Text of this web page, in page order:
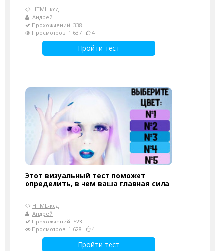
HTML-код
Андрей
Прохождений: 338
Просмотров: 1 637
4
Пройти тест
Этот визуальный тест поможет
определить, в чем ваша главная сила
HTML-код
Андрей
Прохождений: 523
Просмотров: 1 628
4
Пройти тест